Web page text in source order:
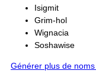
Isigmit
Grim-hol
Wignacia
Soshawise
Générer plus de